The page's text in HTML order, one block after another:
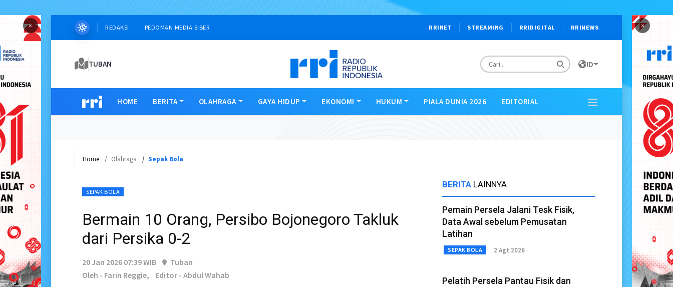
× ×
REDAKSI PEDOMAN MEDIA SIBER RRINET STREAMING RRIDIGITAL RRINEWS
TUBAN ID
HOME BERITA OLAHRAGA GAYA HIDUP EKONOMI HUKUM PIALA DUNIA 2026 EDITORIAL
Home Olahraga Sepak Bola
SEPAK BOLA
Bermain 10 Orang, Persibo Bojonegoro Takluk
dari Persika 0-2
20 Jan 2026 07:39 WIB
Tuban
Oleh - Farin Reggie,
Editor - Abdul Wahab
BERITA LAINNYA
Pemain Persela Jalani Tesk Fisik,
Data Awal sebelum Pemusatan
Latihan
SEPAK BOLA 2 Agt 2026
Pelatih Persela Pantau Fisik dan